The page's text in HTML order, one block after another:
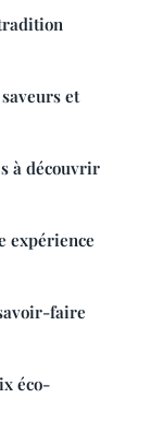
et
à découvrir
expérience
faire
éco-